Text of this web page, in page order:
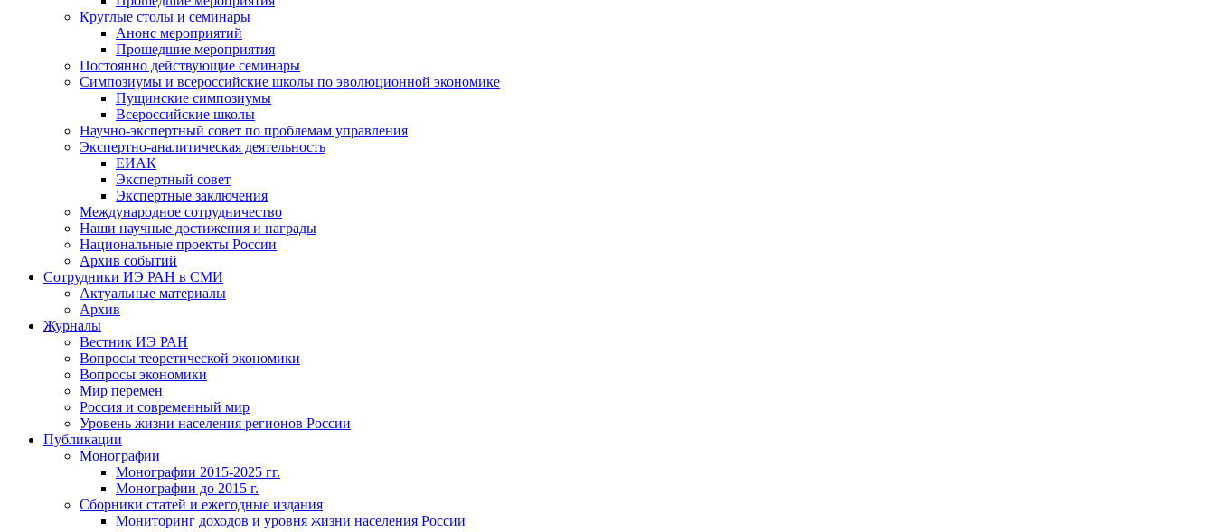
Круглые столы и семинары
Анонс мероприятий
Прошедшие мероприятия
Постоянно действующие семинары
Симпозиумы и всероссийские школы по эволюционной экономике
Пущинские симпозиумы
Всероссийские школы
Научно-экспертный совет по проблемам управления
Экспертно-аналитическая деятельность
ЕИАК
Экспертный совет
Экспертные заключения
Международное сотрудничество
Наши научные достижения и награды
Национальные проекты России
Архив событий
Сотрудники ИЭ РАН в СМИ
Актуальные материалы
Архив
Журналы
Вестник ИЭ РАН
Вопросы теоретической экономики
Вопросы экономики
Мир перемен
Россия и современный мир
Уровень жизни населения регионов России
Публикации
Монографии
Монографии 2015-2025 гг.
Монографии до 2015 г.
Сборники статей и ежегодные издания
Мониторинг доходов и уровня жизни населения России